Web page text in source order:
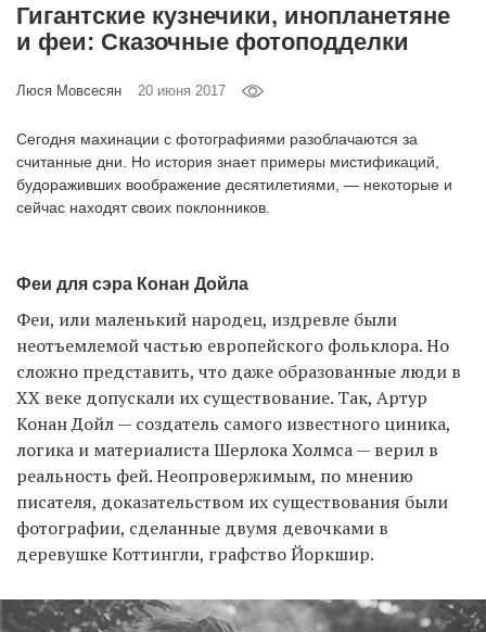
EN
UA
Гигантские кузнечики, инопланетяне
и феи: Сказочные фотоподделки
Люся Мовсесян 20 июня 2017
Сегодня махинации с фотографиями разоблачаются за
считанные дни. Но история знает примеры мистификаций,
будораживших воображение десятилетиями, — некоторые и
сейчас находят своих поклонников.
Феи для сэра Конан Дойла
Феи, или маленький народец, издревле были
неотъемлемой частью европейского фольклора. Но
сложно представить, что даже образованные люди в
XX веке допускали их существование. Так, Артур
Конан Дойл — создатель самого известного циника,
логика и материалиста Шерлока Холмса — верил в
реальность фей. Неопровержимым, по мнению
писателя, доказательством их существования были
фотографии, сделанные двумя девочками в
деревушке Коттингли, графство Йоркшир.